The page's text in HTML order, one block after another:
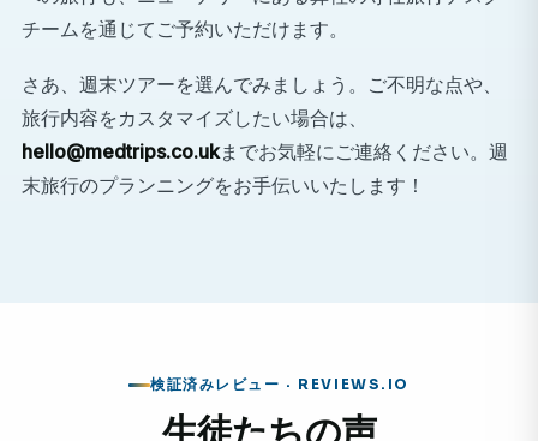
ない体験を提供してくれるでしょう。
自己成長と文化交流
インドで生活し働くことは、回復力、異文化理解力、
コミュニケーション能力を養うのに役立ち、それは仕
事面でも私生活面でもあなたにとって有益となるでし
チームを通じてご予約いただけます。
さあ、週末ツアーを選んでみましょう。ご不明な点や、
旅行内容をカスタマイズしたい場合は、
hello@medtrips.co.ukまでお気軽にご連絡ください。週
末旅行のプランニングをお手伝いいたします！
検証済みレビュー · REVIEWS.IO